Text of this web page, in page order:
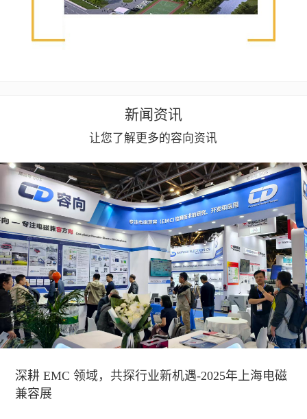
新闻资讯
让您了解更多的容向资讯
深耕 EMC 领域，共探行业新机遇-2025年上海电磁
兼容展